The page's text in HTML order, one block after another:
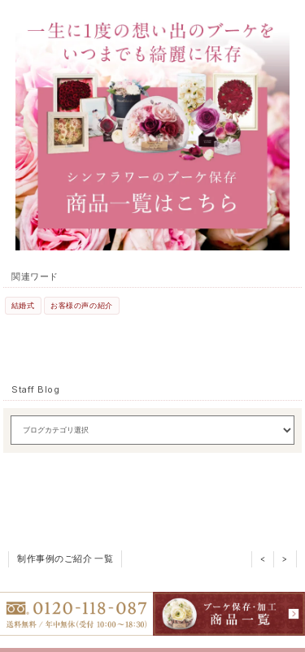
関連ワード
結婚式 お客様の声の紹介
Staff Blog
制作事例のご紹介 一覧 < >